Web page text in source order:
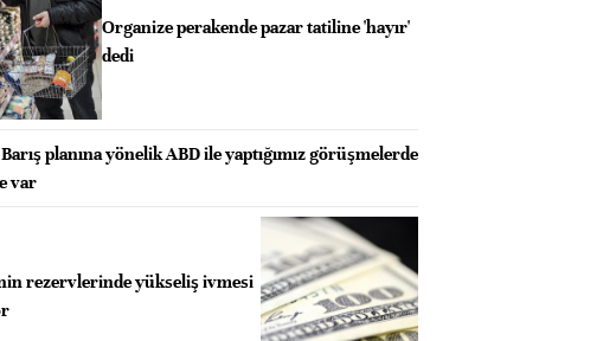
Organize perakende pazar tatiline 'hayır'
dedi
planına yönelik ABD ile yaptığımız görüşmelerde
var
rezervlerinde yükseliş ivmesi